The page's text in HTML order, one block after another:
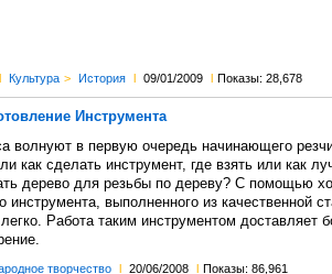
l Культура > История l 09/01/2009 l Показы: 28,678
Инструмента
волнуют в первую очередь начинающего
как сделать инструмент, где взять или как
дерево для резьбы по дереву? C помощью
инструмента, выполненного из качественной
Работа таким инструментом доставляет
творчество l 20/06/2008 l Показы: 86,961